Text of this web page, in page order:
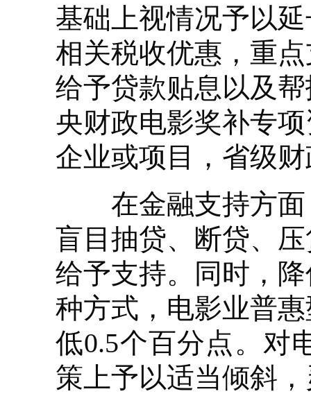
基础上视情况予以
相关税收优惠，重
给予贷款贴息以及
央财政电影奖补专
企业或项目，省级
在金融支持方面
盲目抽贷、断贷、
给予支持。同时，
种方式，电影业普
低0.5个百分点。对
策上予以适当倾斜